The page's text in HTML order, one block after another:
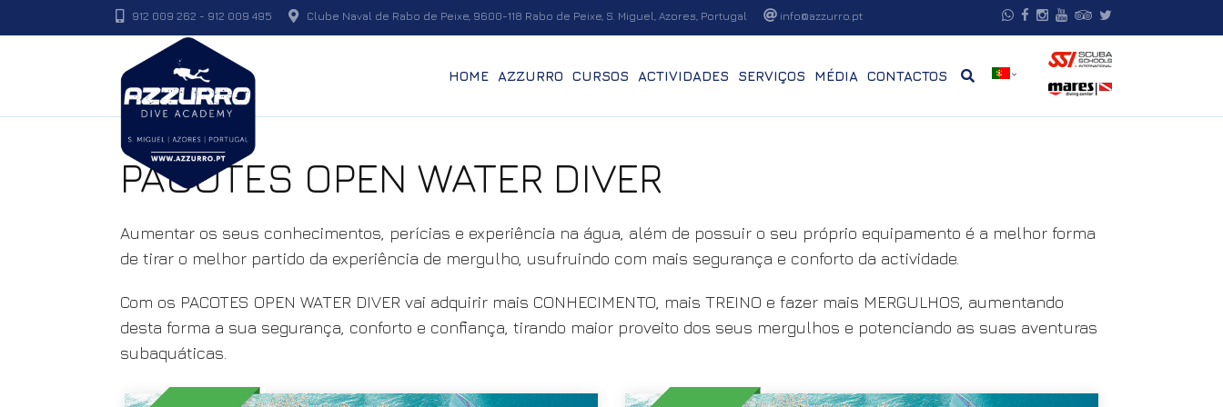
912 009 262 - 912 009 495 Clube Naval de Rabo de Peixe, 9600-118 Rabo de Peixe, S. Miguel, Azores, Portugal info@azzurro.pt
HOME AZZURRO CURSOS ACTIVIDADES SERVIÇOS MÉDIA CONTACTOS
PACOTES OPEN WATER DIVER
Aumentar os seus conhecimentos, perícias e experiência na água, além de possuir o seu próprio equipamento é a melhor forma
de tirar o melhor partido da experiência de mergulho, usufruindo com mais segurança e conforto da actividade.
Com os PACOTES OPEN WATER DIVER vai adquirir mais CONHECIMENTO, mais TREINO e fazer mais MERGULHOS, aumentando
desta forma a sua segurança, conforto e confiança, tirando maior proveito dos seus mergulhos e potenciando as suas aventuras
subaquáticas.